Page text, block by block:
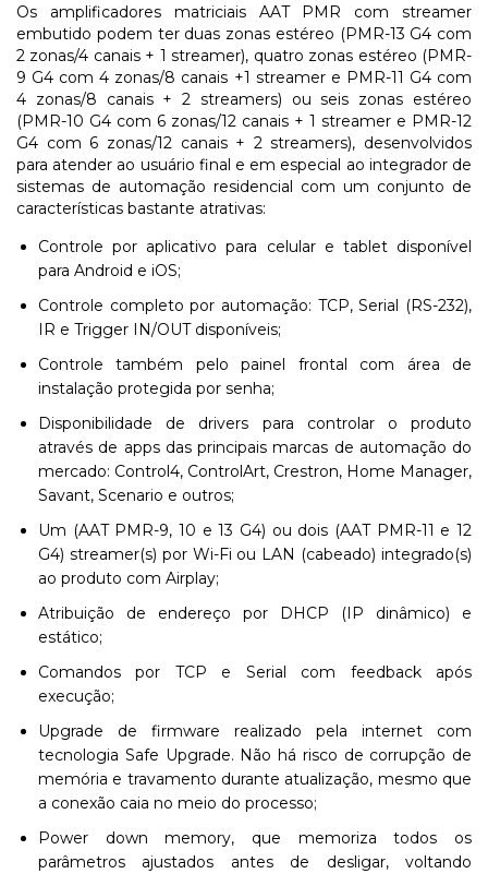
Os amplificadores matriciais AAT PMR com streamer
embutido podem ter duas zonas estéreo (PMR-13 G4 com
2 zonas/4 canais + 1 streamer), quatro zonas estéreo (PMR-
9 G4 com 4 zonas/8 canais +1 streamer e PMR-11 G4 com
4 zonas/8 canais + 2 streamers) ou seis zonas estéreo
(PMR-10 G4 com 6 zonas/12 canais + 1 streamer e PMR-12
G4 com 6 zonas/12 canais + 2 streamers), desenvolvidos
para atender ao usuário final e em especial ao integrador de
sistemas de automação residencial com um conjunto de
características bastante atrativas:
Controle por aplicativo para celular e tablet disponível
para Android e iOS;
Controle completo por automação: TCP, Serial (RS-232),
IR e Trigger IN/OUT disponíveis;
Controle também pelo painel frontal com área de
instalação protegida por senha;
Disponibilidade de drivers para controlar o produto
através de apps das principais marcas de automação do
mercado: Control4, ControlArt, Crestron, Home Manager,
Savant, Scenario e outros;
Um (AAT PMR-9, 10 e 13 G4) ou dois (AAT PMR-11 e 12
G4) streamer(s) por Wi-Fi ou LAN (cabeado) integrado(s)
ao produto com Airplay;
Atribuição de endereço por DHCP (IP dinâmico) e
estático;
Comandos por TCP e Serial com feedback após
execução;
Upgrade de firmware realizado pela internet com
tecnologia Safe Upgrade. Não há risco de corrupção de
memória e travamento durante atualização, mesmo que
a conexão caia no meio do processo;
Power down memory, que memoriza todos os
parâmetros ajustados antes de desligar, voltando